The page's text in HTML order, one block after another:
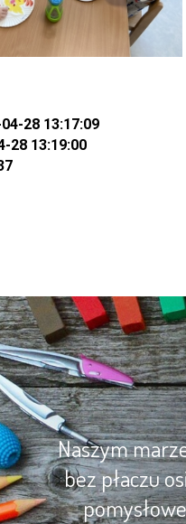
28 13:17:09
28 13:19:00
Naszym
bez płaczu